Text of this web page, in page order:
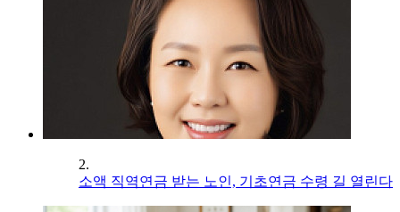
2.
소액 직역연금 받는 노인, 기초연금 수령 길 열린다